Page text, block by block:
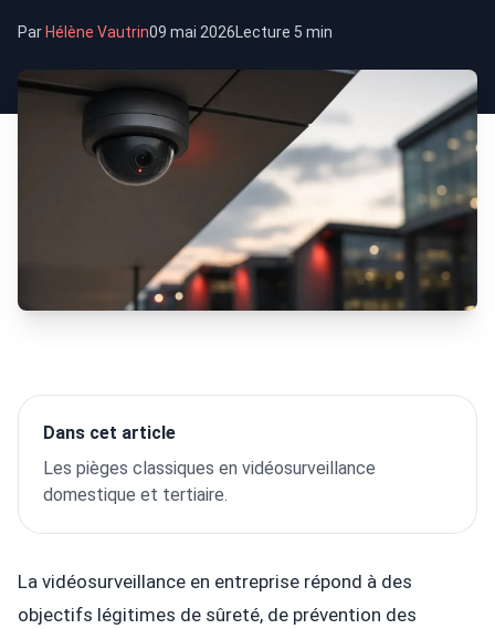
Par Hélène Vautrin09 mai 2026Lecture 5 min
Dans cet article
Les pièges classiques en vidéosurveillance
domestique et tertiaire.
La vidéosurveillance en entreprise répond à des
objectifs légitimes de sûreté, de prévention des